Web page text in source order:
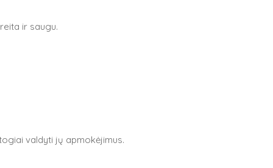
ir saugu.
valdyti jų apmokėjimus.